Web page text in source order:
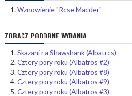
Wznowienie "Rose Madder"
ZOBACZ PODOBNE WYDANIA
Skazani na Shawshank (Albatros)
Cztery pory roku (Albatros #2)
Cztery pory roku (Albatros #8)
Cztery pory roku (Albatros #9)
Cztery pory roku (Albatros #3)